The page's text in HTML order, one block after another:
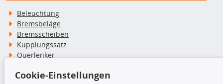
Beleuchtung
Bremsbeläge
Bremsscheiben
Kupplungssatz
Querlenker
Stoßdämpfer
Cookie-Einstellungen